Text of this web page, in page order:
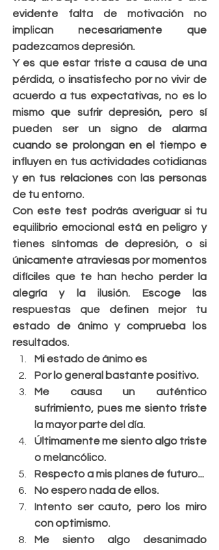
evidente falta de motivación no
implican necesariamente que
padezcamos depresión.
Y es que estar triste a causa de una
pérdida, o insatisfecho por no vivir de
acuerdo a tus expectativas, no es lo
mismo que sufrir depresión, pero sí
pueden ser un signo de alarma
cuando se prolongan en el tiempo e
influyen en tus actividades cotidianas
y en tus relaciones con las personas
de tu entorno.
Con este test podrás averiguar si tu
equilibrio emocional está en peligro y
tienes síntomas de depresión, o si
únicamente atraviesas por momentos
difíciles que te han hecho perder la
alegría y la ilusión. Escoge las
respuestas que definen mejor tu
estado de ánimo y comprueba los
resultados.
Mi estado de ánimo es
Por lo general bastante positivo.
Me causa un auténtico
sufrimiento, pues me siento triste
la mayor parte del día.
Últimamente me siento algo triste
o melancólico.
Respecto a mis planes de futuro...
No espero nada de ellos.
Intento ser cauto, pero los miro
con optimismo.
Me siento algo desanimado